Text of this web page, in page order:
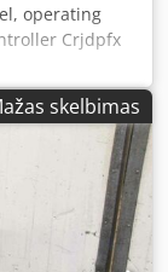
operating
Crjdpfx
controller
only,
mm -Weight:
skelbimas